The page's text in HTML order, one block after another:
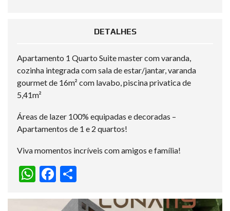
DETALHES
Apartamento 1 Quarto Suite master com varanda,
cozinha integrada com sala de estar/jantar, varanda
gourmet de 16m² com lavabo, piscina privatica de
5,41m²
Áreas de lazer 100% equipadas e decoradas –
Apartamentos de 1 e 2 quartos!
Viva momentos incríveis com amigos e família!
W F
e
ar